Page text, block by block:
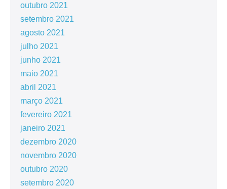
outubro 2021
setembro 2021
agosto 2021
julho 2021
junho 2021
maio 2021
abril 2021
março 2021
fevereiro 2021
janeiro 2021
dezembro 2020
novembro 2020
outubro 2020
setembro 2020